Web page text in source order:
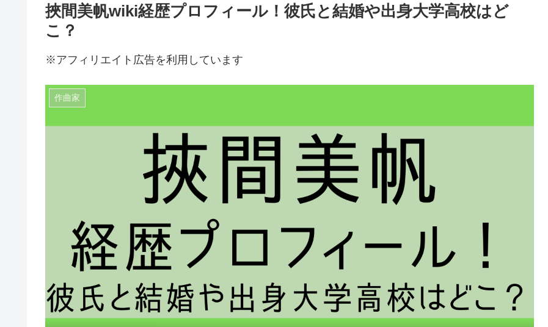
挾間美帆wiki経歴プロフィール！彼氏と結婚や出身大学高校はど
こ？
※アフィリエイト広告を利用しています
作曲家